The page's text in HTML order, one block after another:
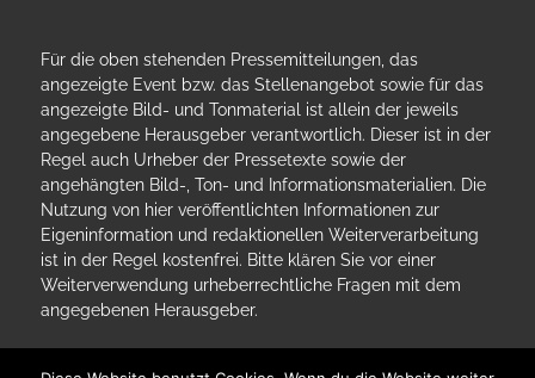
Für die oben stehenden Pressemitteilungen, das
angezeigte Event bzw. das Stellenangebot sowie für das
angezeigte Bild- und Tonmaterial ist allein der jeweils
angegebene Herausgeber verantwortlich. Dieser ist in der
Regel auch Urheber der Pressetexte sowie der
angehängten Bild-, Ton- und Informationsmaterialien. Die
Nutzung von hier veröffentlichten Informationen zur
Eigeninformation und redaktionellen Weiterverarbeitung
ist in der Regel kostenfrei. Bitte klären Sie vor einer
Weiterverwendung urheberrechtliche Fragen mit dem
angegebenen Herausgeber.